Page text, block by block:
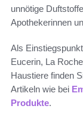
unnötige
Apothekerinnen
Als
Eucerin, La
Haustiere finden
Artikeln wie bei
Produkte.